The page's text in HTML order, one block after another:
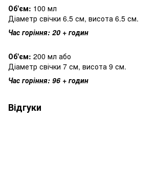
Об'єм: 100 мл
Діаметр свічки 6.5 см, висота 6.5 см.
Час горіння: 20 + годин
Об'єм: 200 мл або
Діаметр свічки 7 см, висота 9 см.
Час горіння: 96 + годин
Відгуки